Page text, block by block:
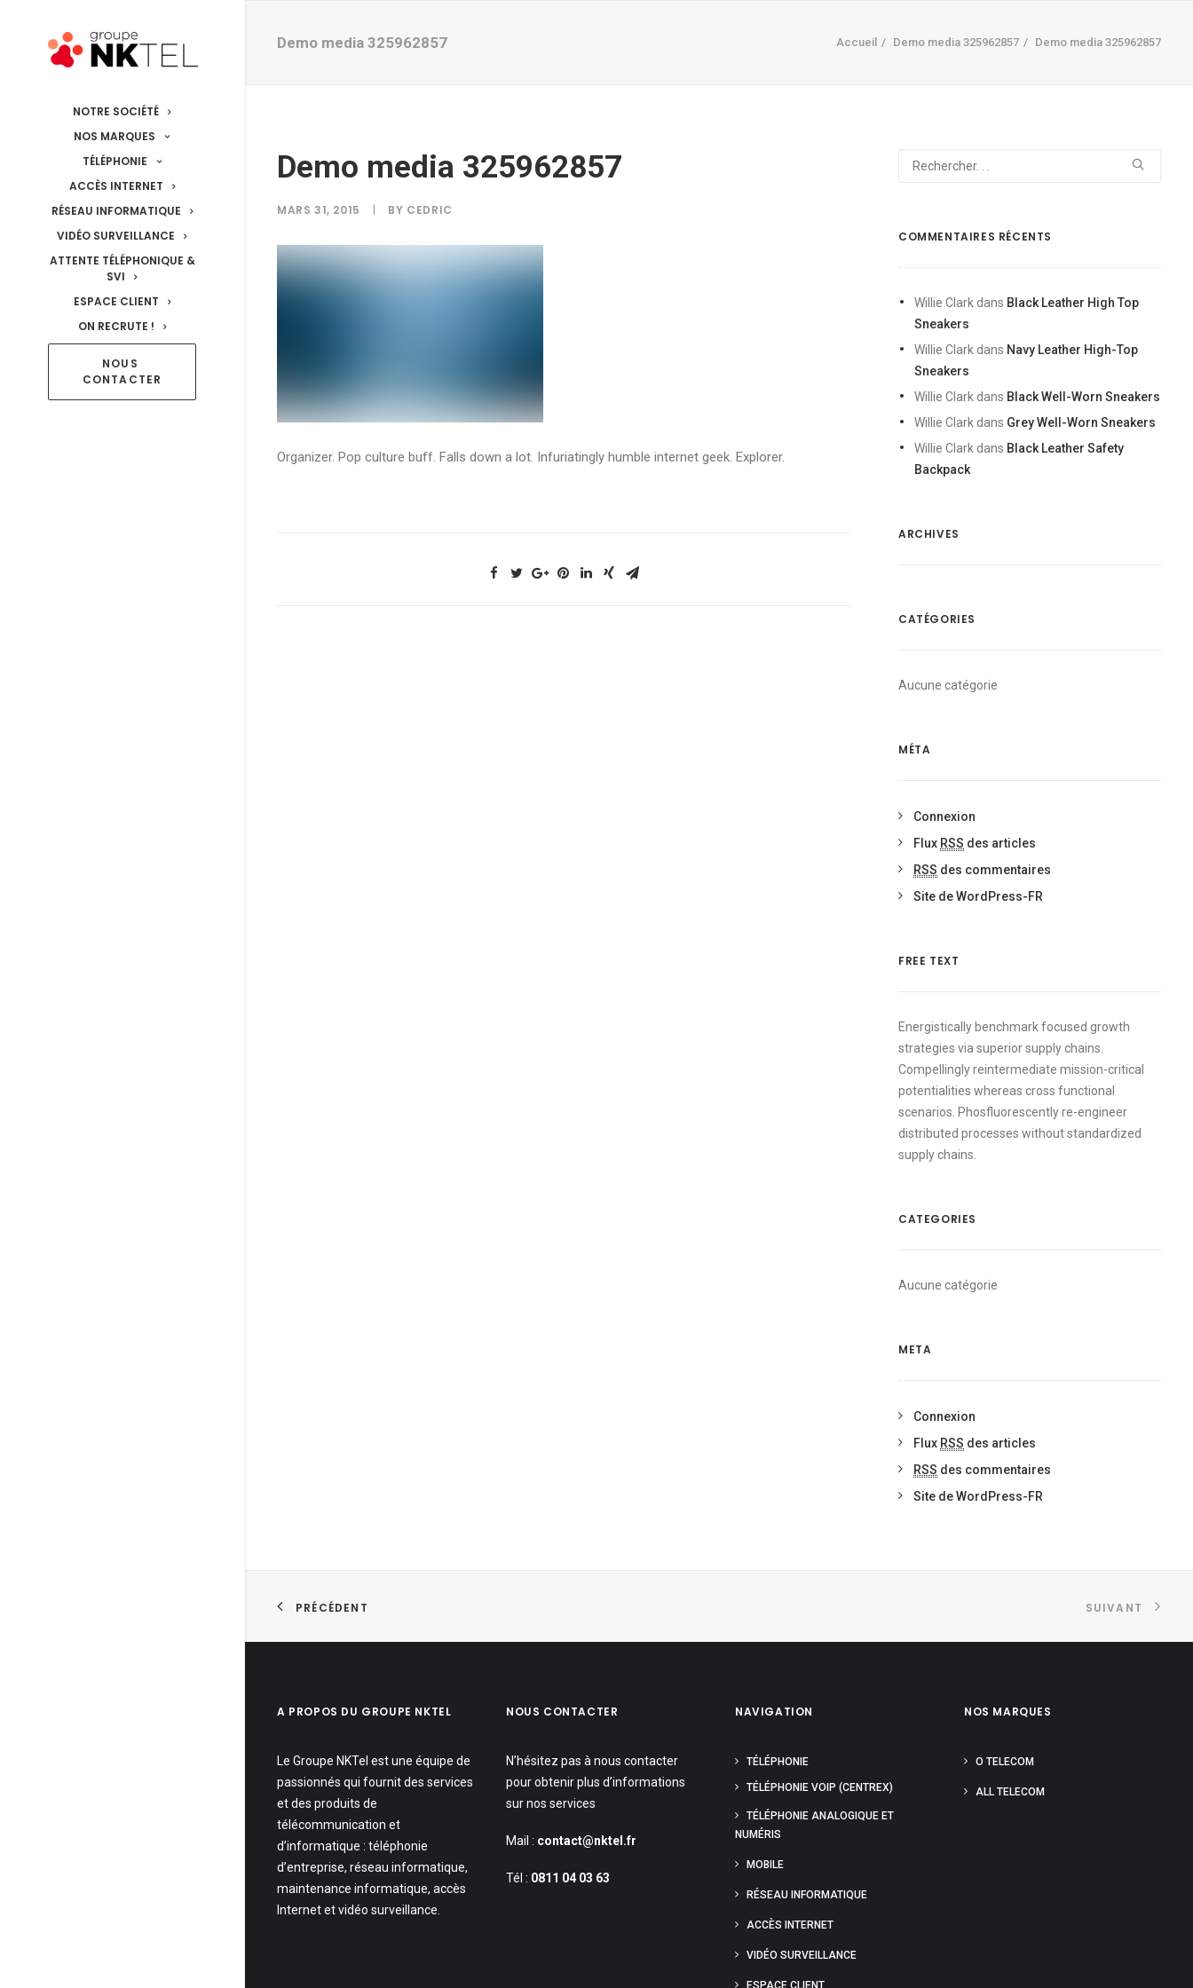
NOTRE SOCIÉTÉ
NOS MARQUES
TÉLÉPHONIE
ACCÈS INTERNET
RÉSEAU INFORMATIQUE
VIDÉO SURVEILLANCE
ATTENTE TÉLÉPHONIQUE &
SVI
ESPACE CLIENT
ON RECRUTE !
NOUS
CONTACTER
Demo media 325962857 Accueil Demo media 325962857 Demo media 325962857
Demo media 325962857
MARS 31, 2015 | BY CEDRIC
Organizer. Pop culture buff. Falls down a lot. Infuriatingly humble internet geek. Explorer.
COMMENTAIRES RÉCENTS
Willie Clark dans Black Leather High Top
Sneakers
Willie Clark dans Navy Leather High-Top
Sneakers
Willie Clark dans Black Well-Worn Sneakers
Willie Clark dans Grey Well-Worn Sneakers
Willie Clark dans Black Leather Safety
Backpack
ARCHIVES
CATÉGORIES
Aucune catégorie
MÉTA
Connexion
Flux RSS des articles
RSS des commentaires
Site de WordPress-FR
FREE TEXT
Energistically benchmark focused growth
strategies via superior supply chains.
Compellingly reintermediate mission-critical
potentialities whereas cross functional
scenarios. Phosfluorescently re-engineer
distributed processes without standardized
supply chains.
CATEGORIES
Aucune catégorie
META
Connexion
Flux RSS des articles
RSS des commentaires
Site de WordPress-FR
PRÉCÉDENT SUIVANT
A PROPOS DU GROUPE NKTEL
Le Groupe NKTel est une équipe de
passionnés qui fournit des services
et des produits de
télécommunication et
d’informatique : téléphonie
d’entreprise, réseau informatique,
maintenance informatique, accès
Internet et vidéo surveillance.
NOUS CONTACTER
N’hésitez pas à nous contacter
pour obtenir plus d’informations
sur nos services
Mail : contact@nktel.fr
Tél : 0811 04 03 63
NAVIGATION
TÉLÉPHONIE
TÉLÉPHONIE VOIP (CENTREX)
TÉLÉPHONIE ANALOGIQUE ET
NUMÉRIS
MOBILE
RÉSEAU INFORMATIQUE
ACCÈS INTERNET
VIDÉO SURVEILLANCE
ESPACE CLIENT
NOS MARQUES
O TELECOM
ALL TELECOM